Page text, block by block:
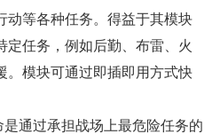
动等各种任务。得益于其模块
定任务，例如后勤、布雷、火
。模块可通过即插即用方式快
通过承担战场上最危险任务的